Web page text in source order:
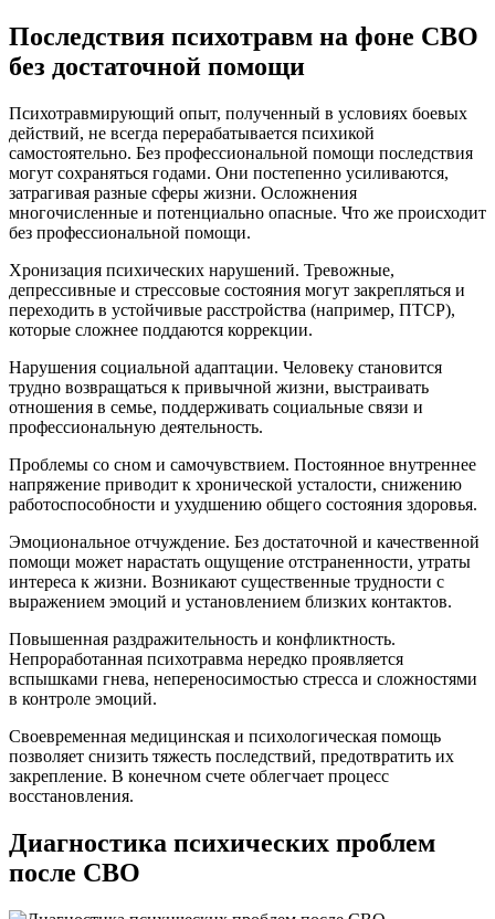
Последствия психотравм на фоне СВО
без достаточной помощи
Психотравмирующий опыт, полученный в условиях боевых
действий, не всегда перерабатывается психикой
самостоятельно. Без профессиональной помощи последствия
могут сохраняться годами. Они постепенно усиливаются,
затрагивая разные сферы жизни. Осложнения
многочисленные и потенциально опасные. Что же происходит
без профессиональной помощи.
Хронизация психических нарушений. Тревожные,
депрессивные и стрессовые состояния могут закрепляться и
переходить в устойчивые расстройства (например, ПТСР),
которые сложнее поддаются коррекции.
Нарушения социальной адаптации. Человеку становится
трудно возвращаться к привычной жизни, выстраивать
отношения в семье, поддерживать социальные связи и
профессиональную деятельность.
Проблемы со сном и самочувствием. Постоянное внутреннее
напряжение приводит к хронической усталости, снижению
работоспособности и ухудшению общего состояния здоровья.
Эмоциональное отчуждение. Без достаточной и качественной
помощи может нарастать ощущение отстраненности, утраты
интереса к жизни. Возникают существенные трудности с
выражением эмоций и установлением близких контактов.
Повышенная раздражительность и конфликтность.
Непроработанная психотравма нередко проявляется
вспышками гнева, непереносимостью стресса и сложностями
в контроле эмоций.
Своевременная медицинская и психологическая помощь
позволяет снизить тяжесть последствий, предотвратить их
закрепление. В конечном счете облегчает процесс
восстановления.
Диагностика психических проблем
после СВО